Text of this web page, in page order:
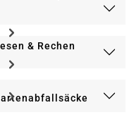
& Rechen